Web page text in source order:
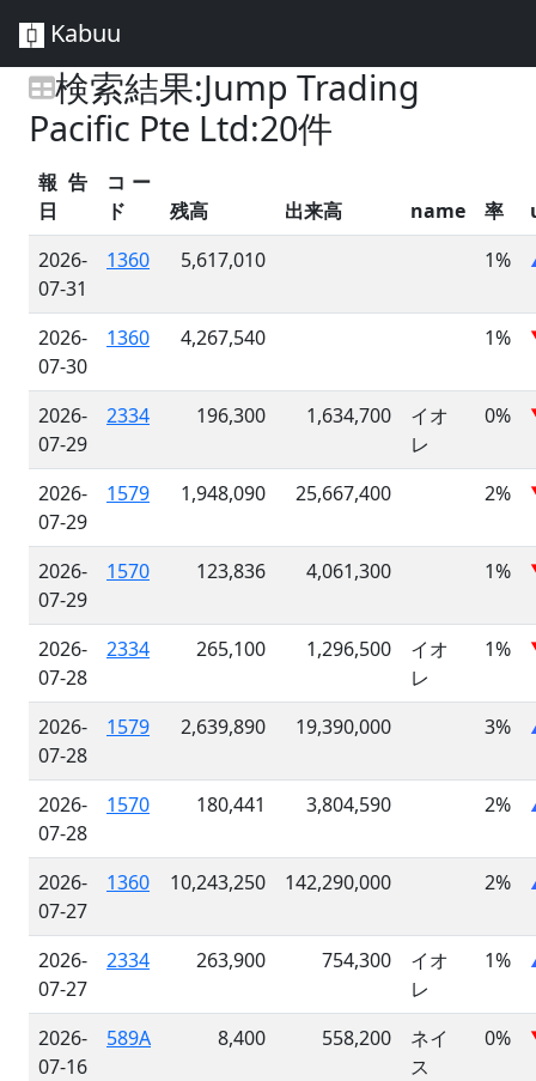
Kabuu
検索結果:Jump Trading
Pacific Pte Ltd:20件
報告
日
コー
ド
残高 出来高 name 率
2026-
07-31
1360 5,617,010 1%
2026-
07-30
1360 4,267,540 1%
2026-
07-29
2334 196,300 1,634,700
イオ
レ
0%
2026-
07-29
1579 1,948,090 25,667,400 2%
2026-
07-29
1570 123,836 4,061,300 1%
2026-
07-28
2334 265,100 1,296,500
イオ
レ
1%
2026-
07-28
1579 2,639,890 19,390,000 3%
2026-
07-28
1570 180,441 3,804,590 2%
2026-
07-27
1360 10,243,250 142,290,000 2%
2026-
07-27
2334 263,900 754,300
イオ
レ
1%
2026-
07-16
589A 8,400 558,200
ネイ
ス
0%